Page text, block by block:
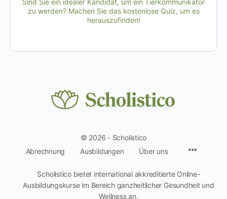
Sind Sie ein idealer Kandidat, um ein Tierkommunikator
zu werden? Machen Sie das kostenlose Quiz, um es
herauszufinden!
© 2026 - Scholistico
Abrechnung
Ausbildungen Über uns
Scholistico bietet international akkreditierte Online-
Ausbildungskurse im Bereich ganzheitlicher Gesundheit und
Wellness an.